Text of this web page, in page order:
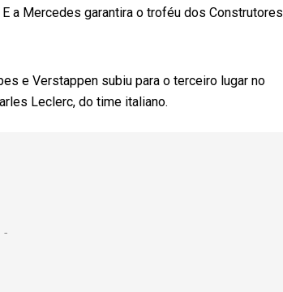
a Mercedes garantira o troféu dos Construtores
e Verstappen subiu para o terceiro lugar no
Leclerc, do time italiano.